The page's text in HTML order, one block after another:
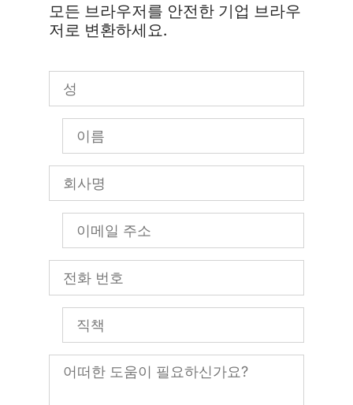
모든 브라우저를 안전한 기업 브라우
저로 변환하세요.